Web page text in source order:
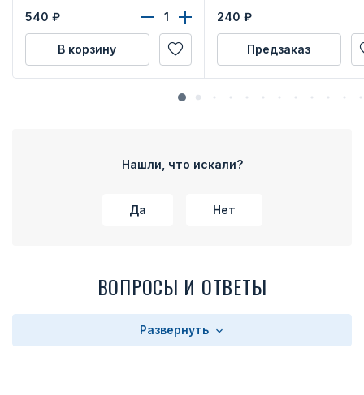
удостоверения
540 ₽
В корзину
класса»
240 ₽
Предзаказ
Нашли, что искали?
Да Нет
ВОПРОСЫ И ОТВЕТЫ
Развернуть